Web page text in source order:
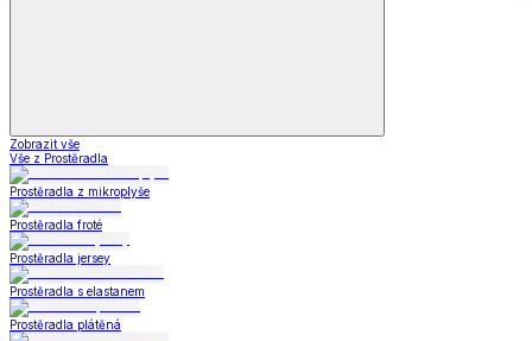
Zobrazit vše
Vše z Prostěradla
Prostěradla z mikroplyše
Prostěradla froté
Prostěradla jersey
Prostěradla s elastanem
Prostěradla plátěná